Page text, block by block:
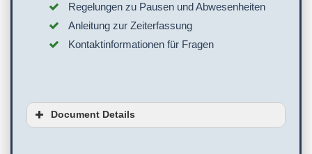
Regelungen zu Pausen und Abwesenheiten
Anleitung zur Zeiterfassung
Kontaktinformationen für Fragen
Document Details